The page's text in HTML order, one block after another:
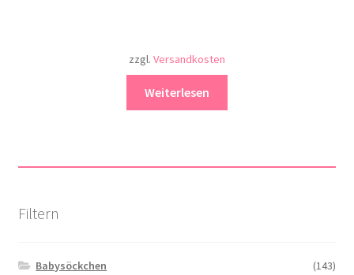
zzgl. Versandkosten
Weiterlesen
Filtern
Babysöckchen
(143)